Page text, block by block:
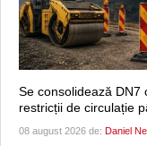
Se consolidează DN7
restricții de circulație
08 august 2026 de: Daniel